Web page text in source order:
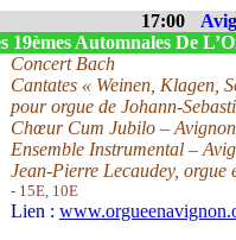
17:00
19èmes Automnales De
Concert Bach
Cantates « Weinen, Klagen,
pour orgue de Johann-
Chœur Cum Jubilo – Avignon
Ensemble Instrumental –
Jean-Pierre Lecaudey, orgue
- 15E, 10E
Lien :